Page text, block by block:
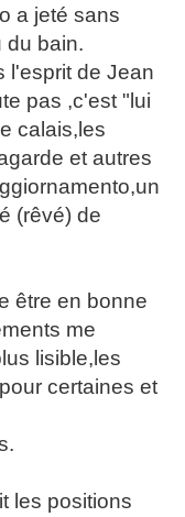
a jeté sans
du bain.
l'esprit de Jean
pas ,c'est "lui
calais,les
et autres
(rêvé) de
être en bonne
me
lisible,les
certaines et
les positions